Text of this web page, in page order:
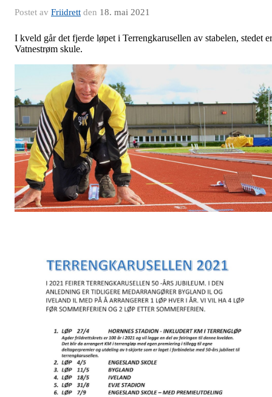
Postet av Friidrett den 18. mai 2021
I kveld går det fjerde løpet i Terrengkarusellen av stabelen, stedet er
Vatnestrøm skule.